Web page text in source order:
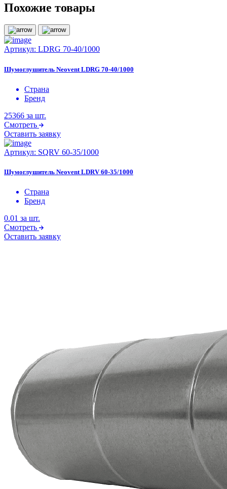
Похожие товары
Артикул: LDRG 70-40/1000
Шумоглушитель Neovent LDRG 70-40/1000
Страна
Бренд
25366 за шт.
Смотреть
Оставить заявку
Артикул: SQRV 60-35/1000
Шумоглушитель Neovent LDRV 60-35/1000
Страна
Бренд
0.01 за шт.
Смотреть
Оставить заявку